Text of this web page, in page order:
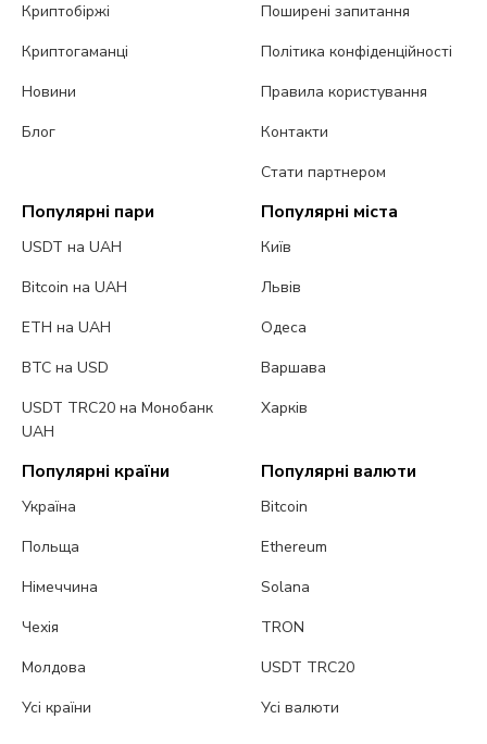
Криптобіржі
Криптогаманці
Новини
Блог
Поширені запитання
Політика конфіденційності
Правила користування
Контакти
Стати партнером
Популярні пари
USDT на UAH
Bitcoin на UAH
ETH на UAH
BTC на USD
USDT TRC20 на Монобанк
UAH
Популярні міста
Київ
Львів
Одеса
Варшава
Харків
Популярні країни
Україна
Польща
Німеччина
Чехія
Молдова
Усі країни
Популярні валюти
Bitcoin
Ethereum
Solana
TRON
USDT TRC20
Усі валюти